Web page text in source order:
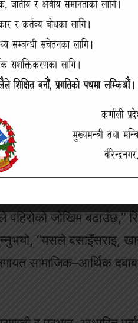
एसियाभर विपद् योजना
बढ्दो अनिश्चितताले
जल तथा विपद् जोखिम
लागि सरकार, प्राविधिक
बढ्दो दबाबका
औँल्याएको छ ।
जोखिम बढाउँछ,”
“यसले बसाइँसराइ,
सामाजिक–आर्थिक